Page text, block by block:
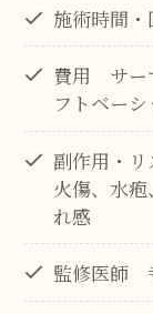
施術時間
費用 サー
フトベー
副作用・
火傷、水
れ感
監修医師